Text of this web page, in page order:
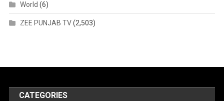
World (6)
ZEE PUNJAB TV(2,503)
CATEGORIES